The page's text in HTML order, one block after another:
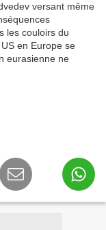
versant même
les couloirs du
en Europe se
eurasienne ne